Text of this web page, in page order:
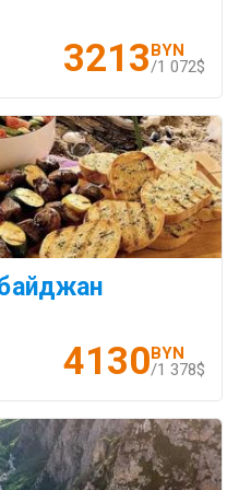
3213BYN
/1 072$
4130BYN
/1 378$